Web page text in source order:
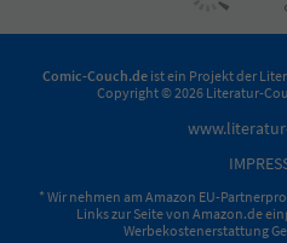
Comic-Couch.de ist ein Projekt der
Copyright © 2026 Literatur-
* Wir nehmen am Amazon EU-
Links zur Seite von Amazon.de
Werbekostenerstattung